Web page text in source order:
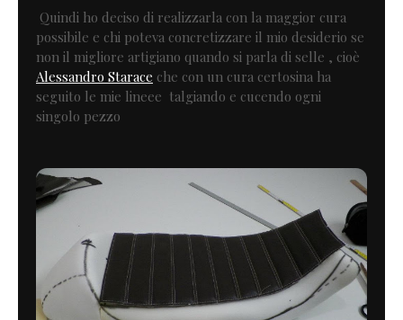
Quindi ho deciso di realizzarla con la maggior cura
possibile e chi poteva concretizzare il mio desiderio se
non il migliore artigiano quando si parla di selle , cioè
Alessandro Starace che con un cura certosina ha
seguito le mie lineee talgiando e cucendo ogni
singolo pezzo